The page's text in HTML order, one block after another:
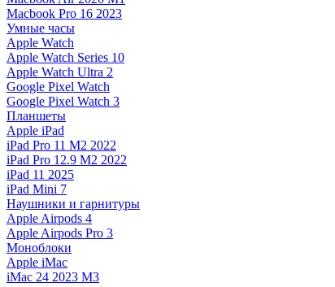
Macbook Pro 16 2023
Умные часы
Apple Watch
Apple Watch Series 10
Apple Watch Ultra 2
Google Pixel Watch
Google Pixel Watch 3
Планшеты
Apple iPad
iPad Pro 11 M2 2022
iPad Pro 12.9 M2 2022
iPad 11 2025
iPad Mini 7
Наушники и гарнитуры
Apple Airpods 4
Apple Airpods Pro 3
Моноблоки
Apple iMac
iMac 24 2023 M3